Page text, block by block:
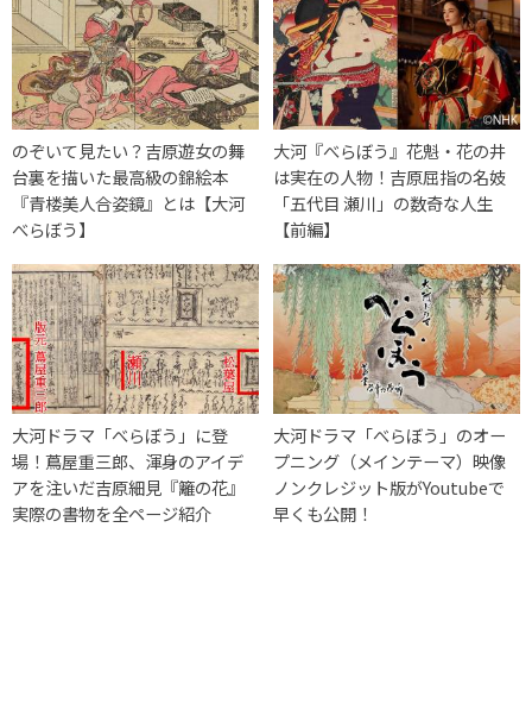
のぞいて見たい？吉原遊女の舞
台裏を描いた最高級の錦絵本
『青楼美人合姿鏡』とは【大河
べらぼう】
大河『べらぼう』花魁・花の井
は実在の人物！吉原屈指の名妓
「五代目 瀬川」の数奇な人生
【前編】
大河ドラマ「べらぼう」に登
場！蔦屋重三郎、渾身のアイデ
アを注いだ吉原細見『籬の花』
実際の書物を全ページ紹介
大河ドラマ「べらぼう」のオー
プニング（メインテーマ）映像
ノンクレジット版がYoutubeで
早くも公開！